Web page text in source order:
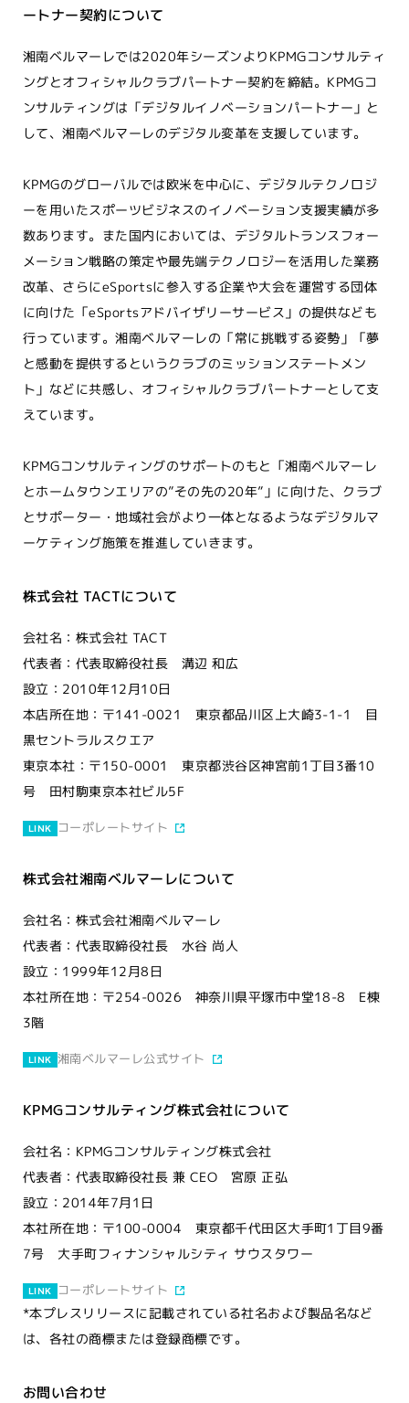
ートナー契約について
湘南ベルマーレでは2020年シーズンよりKPMGコンサルティ
ングとオフィシャルクラブパートナー契約を締結。KPMGコ
ンサルティングは「デジタルイノベーションパートナー」と
して、湘南ベルマーレのデジタル変革を支援しています。
KPMGのグローバルでは欧米を中心に、デジタルテクノロジ
ーを用いたスポーツビジネスのイノベーション支援実績が多
数あります。また国内においては、デジタルトランスフォー
メーション戦略の策定や最先端テクノロジーを活用した業務
改革、さらにeSportsに参入する企業や大会を運営する団体
に向けた「eSportsアドバイザリーサービス」の提供なども
行っています。湘南ベルマーレの「常に挑戦する姿勢」「夢
と感動を提供するというクラブのミッションステートメン
ト」などに共感し、オフィシャルクラブパートナーとして支
えています。
KPMGコンサルティングのサポートのもと「湘南ベルマーレ
とホームタウンエリアの”その先の20年”」に向けた、クラブ
とサポーター・地域社会がより一体となるようなデジタルマ
ーケティング施策を推進していきます。
株式会社 TACTについて
会社名：株式会社 TACT
代表者：代表取締役社長 溝辺 和広
設立：2010年12月10日
本店所在地：〒141-0021 東京都品川区上大崎3-1-1 目
黒セントラルスクエア
東京本社：〒150-0001 東京都渋谷区神宮前1丁目3番10
号 田村駒東京本社ビル5F
LINK コーポレートサイト
株式会社湘南ベルマーレについて
会社名：株式会社湘南ベルマーレ
代表者：代表取締役社長 水谷 尚人
設立：1999年12月8日
本社所在地：〒254-0026 神奈川県平塚市中堂18-8 E棟
3階
LINK 湘南ベルマーレ公式サイト
KPMGコンサルティング株式会社について
会社名：KPMGコンサルティング株式会社
代表者：代表取締役社長 兼 CEO 宮原 正弘
設立：2014年7月1日
本社所在地：〒100-0004 東京都千代田区大手町1丁目9番
7号 大手町フィナンシャルシティ サウスタワー
LINK コーポレートサイト
*本プレスリリースに記載されている社名および製品名など
は、各社の商標または登録商標です。
お問い合わせ